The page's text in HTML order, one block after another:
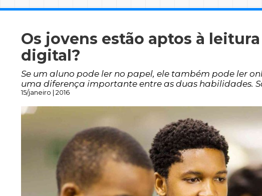
Os jovens estão aptos à leitura
digital?
Se um aluno pode ler no papel, ele também pode ler
uma diferença importante entre as duas habilidades.
15/janeiro | 2016